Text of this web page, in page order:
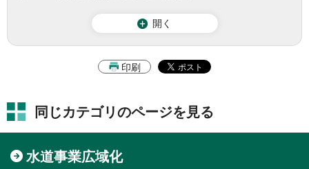
開く
印刷
同じカテゴリのページを見る
水道事業広域化